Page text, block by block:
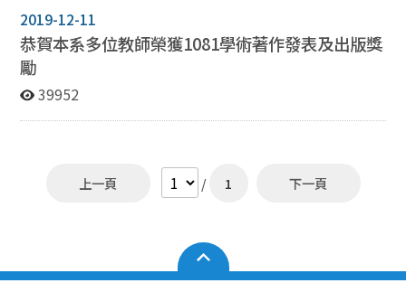
2019-12-11
恭賀本系多位教師榮獲1081學術著作發表及出版獎
勵
39952
上一頁 / 1 下一頁